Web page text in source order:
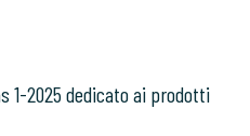
1-2025 dedicato ai prodotti